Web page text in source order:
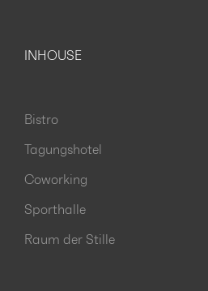
INHOUSE
Bistro
Tagungshotel
Coworking
Sporthalle
Raum der Stille